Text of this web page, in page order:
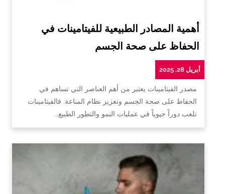
أهمية المصادر الطبيعية للفيتامينات في
الحفاظ على صحة الجسم
أبريل 28, 2025
مصدر الفيتامينات يعتبر من أهم العناصر التي تساهم في
الحفاظ على صحة الجسم وتعزيز نظام المناعة. فالفيتامينات
تلعب دوراً حيوياً في عمليات النمو والتطور الطبيع…